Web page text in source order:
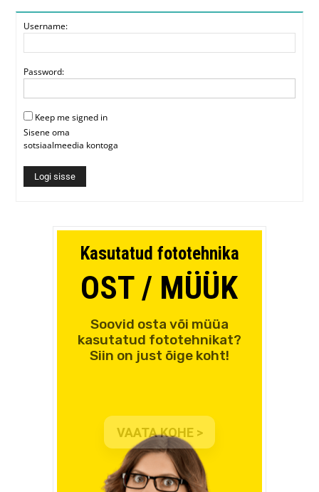
Username:
Password:
Keep me signed in
Sisene oma
sotsiaalmeedia kontoga
Logi sisse